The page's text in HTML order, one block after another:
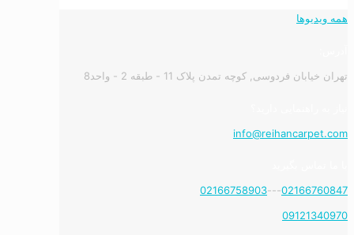
همه ویدیوها
تهران خیابان فردوسی, کوچه تمدن پلاک 11 - طبقه 2 - واحد8
info@reihancarpet.com
02166760847
---
02166758903
09121340970